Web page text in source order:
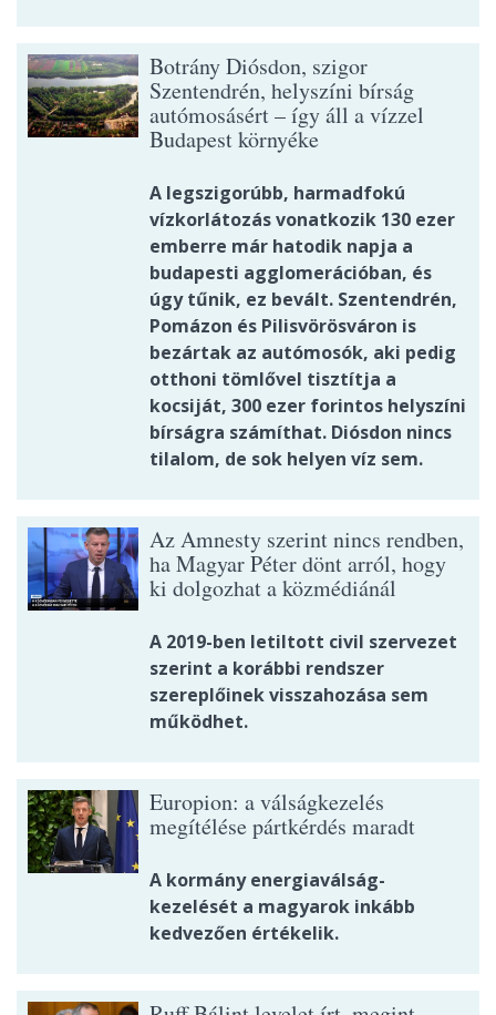
Botrány Diósdon, szigor
Szentendrén, helyszíni bírság
autómosásért – így áll a vízzel
Budapest környéke
A legszigorúbb, harmadfokú
vízkorlátozás vonatkozik 130 ezer
emberre már hatodik napja a
budapesti agglomerációban, és
úgy tűnik, ez bevált. Szentendrén,
Pomázon és Pilisvörösváron is
bezártak az autómosók, aki pedig
otthoni tömlővel tisztítja a
kocsiját, 300 ezer forintos helyszíni
bírságra számíthat. Diósdon nincs
tilalom, de sok helyen víz sem.
Az Amnesty szerint nincs rendben,
ha Magyar Péter dönt arról, hogy
ki dolgozhat a közmédiánál
A 2019-ben letiltott civil szervezet
szerint a korábbi rendszer
szereplőinek visszahozása sem
működhet.
Europion: a válságkezelés
megítélése pártkérdés maradt
A kormány energiaválság-
kezelését a magyarok inkább
kedvezően értékelik.